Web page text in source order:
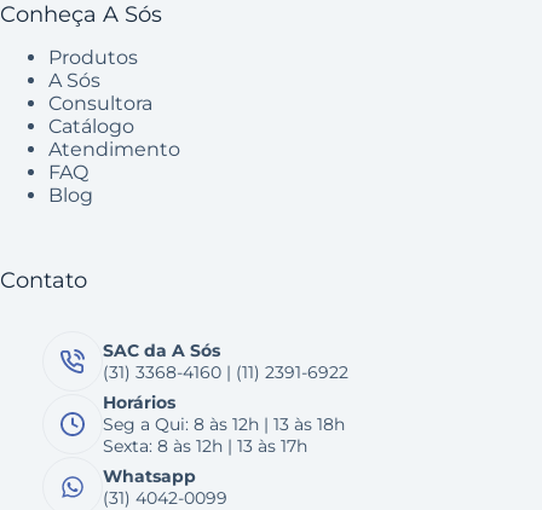
Conheça A Sós
Produtos
A Sós
Consultora
Catálogo
Atendimento
FAQ
Blog
Contato
SAC da A Sós
(31) 3368-4160 | (11) 2391-6922
Horários
Seg a Qui: 8 às 12h | 13 às 18h
Sexta: 8 às 12h | 13 às 17h
Whatsapp
(31) 4042-0099